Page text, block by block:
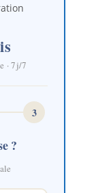
· 7j/7
3
?